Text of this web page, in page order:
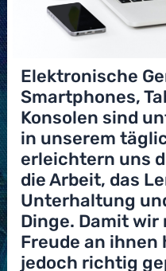
Elektronische
Smartphones,
Konsolen sind
in unserem
erleichtern uns
die Arbeit, das
Unterhaltung
Dinge. Damit
Freude an ihnen
jedoch richtig